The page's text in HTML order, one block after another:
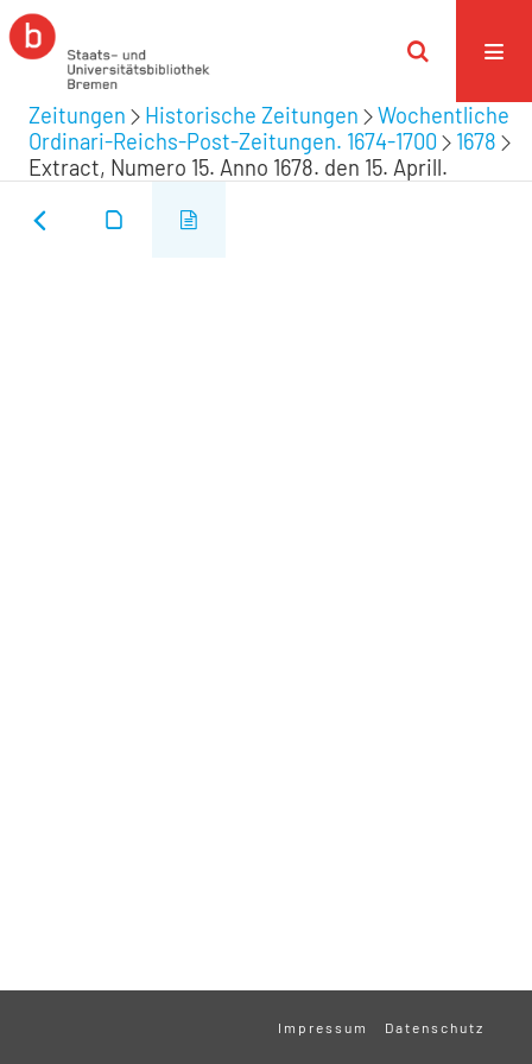
Zeitungen Historische Zeitungen
Wochentliche
Ordinari-Reichs-Post-Zeitungen. 1674-1700
1678
Extract, Numero 15. Anno 1678. den 15. Aprill.
Impressum Datenschutz